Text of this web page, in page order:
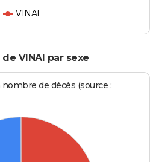
VINAI
VINAI par sexe
de décès (source :